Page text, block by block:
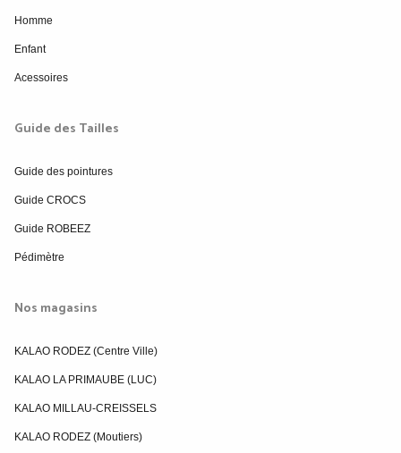
Homme
Enfant
Acessoires
Guide des Tailles
Guide des pointures
Guide CROCS
Guide ROBEEZ
Pédimètre
Nos magasins
KALAO RODEZ (Centre Ville)
KALAO LA PRIMAUBE (LUC)
KALAO MILLAU-CREISSELS
KALAO RODEZ (Moutiers)